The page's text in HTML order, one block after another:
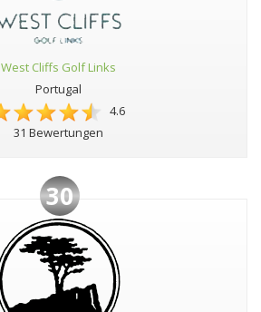
West Cliffs Golf Links
Portugal
4.6
31 Bewertungen
30